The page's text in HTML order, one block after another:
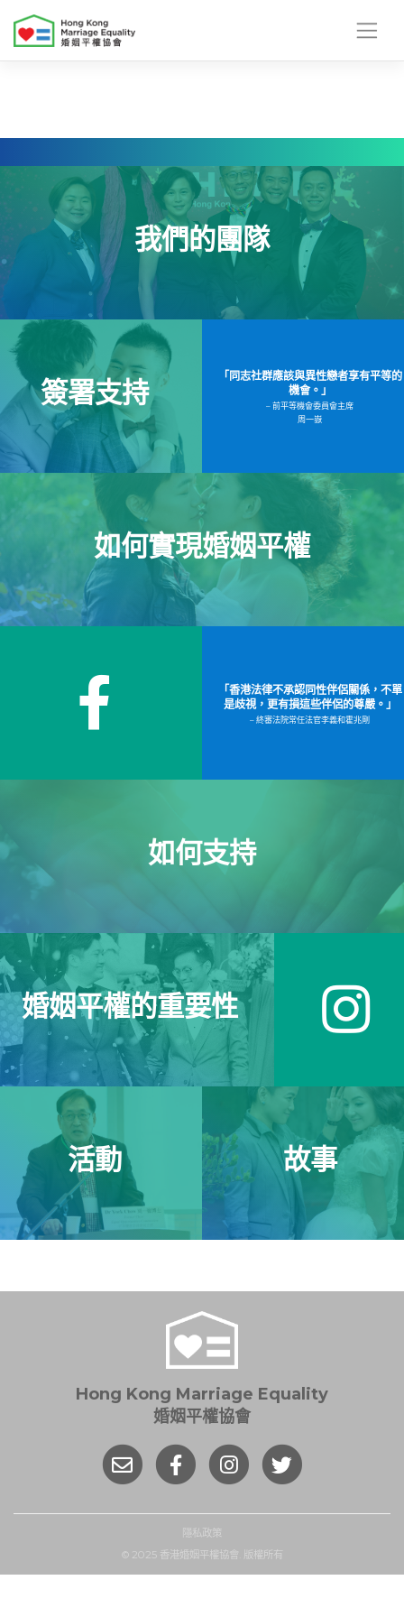
content
我們的團隊
簽署支持
「同志社群應該與異性戀者享有平等的
機會。」
– 前平等機會委員會主席
周一嶽
如何實現婚姻平權
「香港法律不承認同性伴侶關係，不單
是歧視，更有損這些伴侶的尊嚴。」
– 終審法院常任法官李義和霍兆剛
如何支持
婚姻平權的重要性
活動 故事
Hong Kong Marriage Equality
婚姻平權協會
隱私政策
© 2025 香港婚姻平權協會. 版權所有